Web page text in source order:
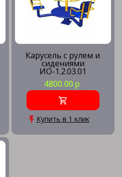
Карусель с рулем и
сидениями
ИО-1.2.03.01
4800.00 р
Купить в 1 клик